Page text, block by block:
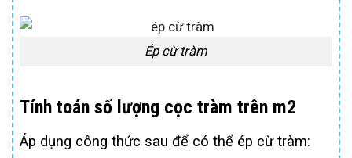
Ép cừ tràm
Tính toán số lượng cọc tràm trên m2
Áp dụng công thức sau để có thể ép cừ tràm: